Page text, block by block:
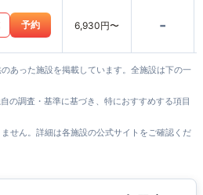
予約 6,930円〜 -
あった施設を掲載しています。全施設は下の一
の調査・基準に基づき、特におすすめする項目
せん。詳細は各施設の公式サイトをご確認くだ